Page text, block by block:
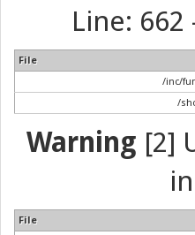
Line:
File
/inc/
/
Warning [2]
File